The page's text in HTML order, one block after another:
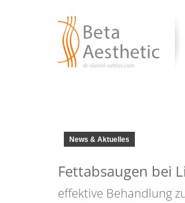
News & Aktuelles
Fettabsaugen bei
effektive Behandlung